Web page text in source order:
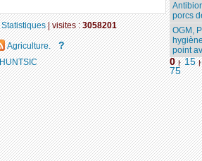
porcs
OGM,
point
0 | 15 |
75
Statistiques|visites :3058201
Agriculture. ?